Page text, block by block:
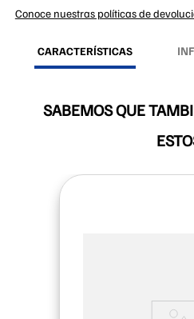
Conoce nuestras políticas de
CARACTERÍSTICAS